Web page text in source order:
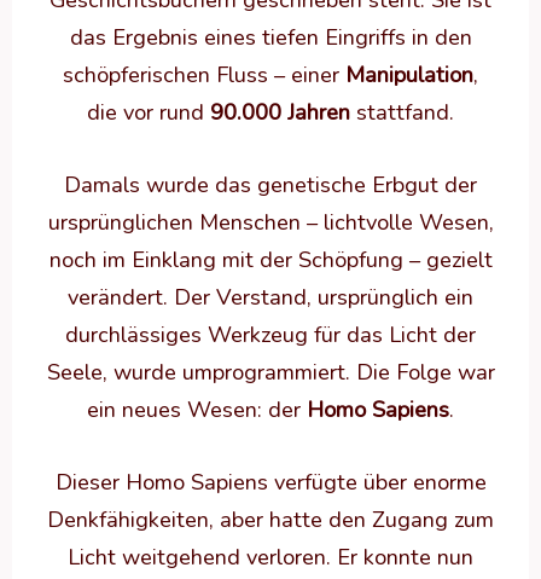
das Ergebnis eines tiefen Eingriffs in den
schöpferischen Fluss – einer Manipulation,
die vor rund 90.000 Jahren stattfand.
Damals wurde das genetische Erbgut der
ursprünglichen Menschen – lichtvolle Wesen,
noch im Einklang mit der Schöpfung – gezielt
verändert. Der Verstand, ursprünglich ein
durchlässiges Werkzeug für das Licht der
Seele, wurde umprogrammiert. Die Folge war
ein neues Wesen: der Homo Sapiens.
Dieser Homo Sapiens verfügte über enorme
Denkfähigkeiten, aber hatte den Zugang zum
Licht weitgehend verloren. Er konnte nun